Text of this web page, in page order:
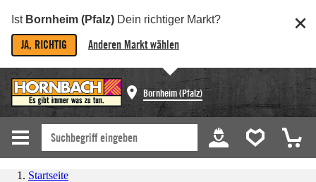
Ist Bornheim (Pfalz) Dein richtiger Markt?
JA, RICHTIG Anderen Markt wählen
Bornheim (Pfalz)
Startseite